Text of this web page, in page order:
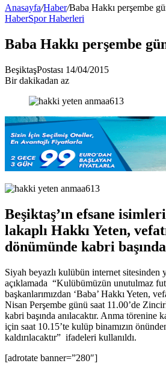
Anasayfa/Haber/Baba Hakkı perşembe
HaberSpor Haberleri
Baba Hakkı perşembe
BeşiktaşPostası Bir
e-
göndermek
14/04/2015
Bir dakikadan az
Beşiktaş’ın efsane
lakaplı Hakkı Yeten,
dönümünde kabri
Siyah beyazlı kulübün internet sitesinden
açıklamada “Kulübümüzün unutulmaz
başkanlarımızdan ‘Baba’ Hakkı Yeten,
Nisan Perşembe günü saat 11.00’de
kabri başında anılacaktır. Anma törenine
için saat 10.15’te kulüp binamızın
kaldırılacaktır” ifadeleri kullanıldı.
[adrotate banner=”280″]